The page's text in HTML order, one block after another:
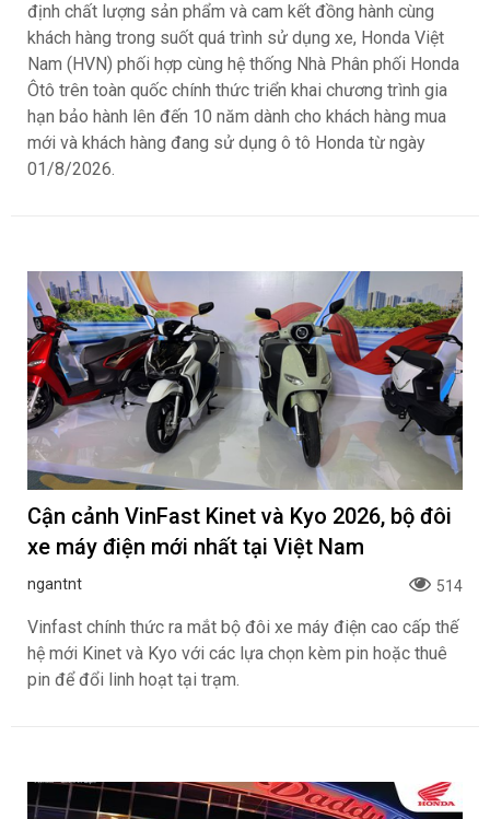
định chất lượng sản phẩm và cam kết đồng hành cùng
khách hàng trong suốt quá trình sử dụng xe, Honda Việt
Nam (HVN) phối hợp cùng hệ thống Nhà Phân phối Honda
Ôtô trên toàn quốc chính thức triển khai chương trình gia
hạn bảo hành lên đến 10 năm dành cho khách hàng mua
mới và khách hàng đang sử dụng ô tô Honda từ ngày
01/8/2026.
Cận cảnh VinFast Kinet và Kyo 2026, bộ đôi
xe máy điện mới nhất tại Việt Nam
ngantnt 514
Vinfast chính thức ra mắt bộ đôi xe máy điện cao cấp thế
hệ mới Kinet và Kyo với các lựa chọn kèm pin hoặc thuê
pin để đổi linh hoạt tại trạm.